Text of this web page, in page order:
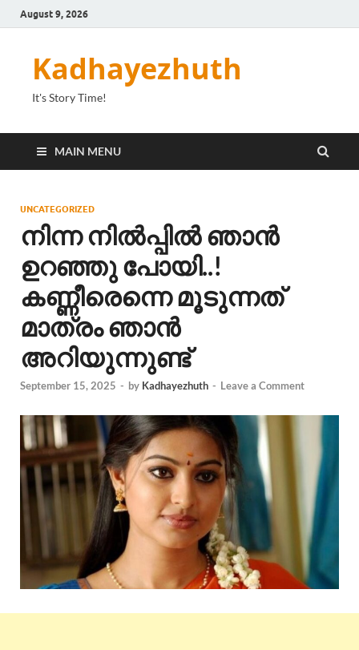
August 9, 2026
Kadhayezhuth
It's Story Time!
MAIN MENU
UNCATEGORIZED
നിന്ന നിൽപ്പിൽ ഞാൻ
ഉറഞ്ഞു പോയി..!
കണ്ണീരെന്നെ മൂടുന്നത്
മാത്രം ഞാൻ
അറിയുന്നുണ്ട്
September 15, 2025 - by Kadhayezhuth - Leave a Comment